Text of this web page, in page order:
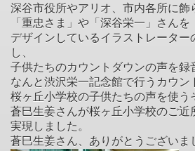
深谷市役所やアリオ、市内各所に飾
「重忠さま」や「深谷栄一」さんを
デザインしているイラストレーター
し、
子供たちのカウントダウンの声を録
なんと渋沢栄一記念館で行うカウン
桜ヶ丘小学校の子供たちの声を使う
蒼巳生姜さんが桜ヶ丘小学校のご近
実現しました。
蒼巳生姜さん、ありがとうございま